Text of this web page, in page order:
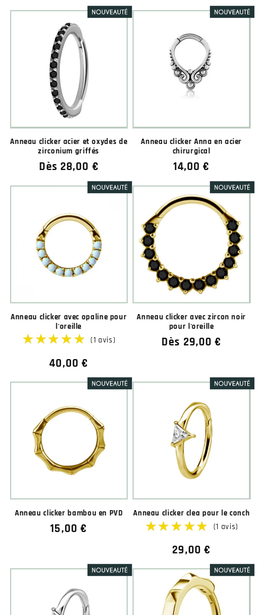
★★★★★
★★★★★
habituel
Anneau clicker acier et oxydes de
zirconium griffés
Prix
habituel
Dès 28,00 €
Anneau clicker Anna en acier
chirurgical
Prix
habituel
14,00 €
Anneau clicker avec opaline pour
l'oreille
Prix
habituel
40,00 €
Anneau clicker avec zircon noir
pour l'oreille
Prix
Dès 29,00 €
Anneau clicker bambou en PVD
Prix
15,00 €
Anneau clicker clea pour le conch
Prix
habituel
29,00 €